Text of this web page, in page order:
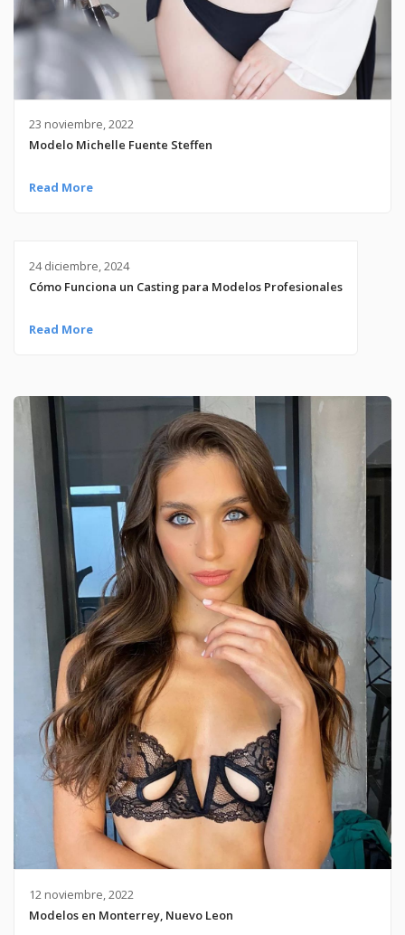
23 noviembre, 2022
Modelo Michelle Fuente Steffen
Read More
24 diciembre, 2024
Cómo Funciona un Casting para Modelos Profesionales
Read More
12 noviembre, 2022
Modelos en Monterrey, Nuevo Leon